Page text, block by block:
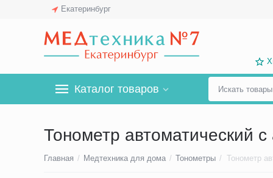
Екатеринбург
Каталог товаров
Тонометр автоматический
Главная / Медтехника для дома / Тонометры /